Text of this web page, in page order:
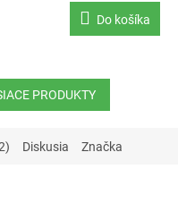
Do košíka
PRODUKTY
Diskusia Značka